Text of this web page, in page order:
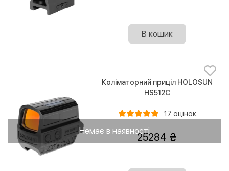
В кошик
Немає в наявності
Коліматорний приціл HOLOSUN
HS512C
17 оцінок
25284